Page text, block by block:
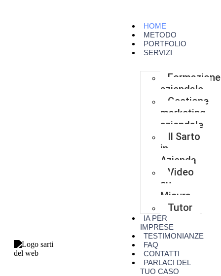
HOME
METODO
PORTFOLIO
SERVIZI
Formazione
aziendale
Gestione
marketing
aziendale
Il Sarto
in
Azienda
Video
su
Misura
Tutor
IA PER
IMPRESE
TESTIMONIANZE
FAQ
CONTATTI
PARLACI DEL
TUO CASO